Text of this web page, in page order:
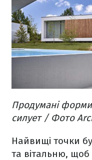
Продумані
силует / Фото
Найвищі точки
та вітальню, щоб